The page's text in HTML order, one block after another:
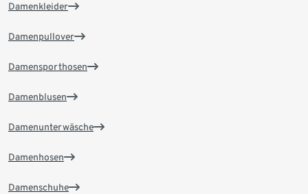
Damenkleider
Damenpullover
Damensporthosen
Damenblusen
Damenunterwäsche
Damenhosen
Damenschuhe